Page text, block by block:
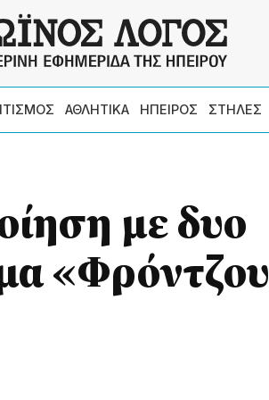
ΑΘΛΗΤΙΚΑ ΗΠΕΙΡΟΣ ΣΤΗΛΕΣ
με δυο
«Φρόντζου